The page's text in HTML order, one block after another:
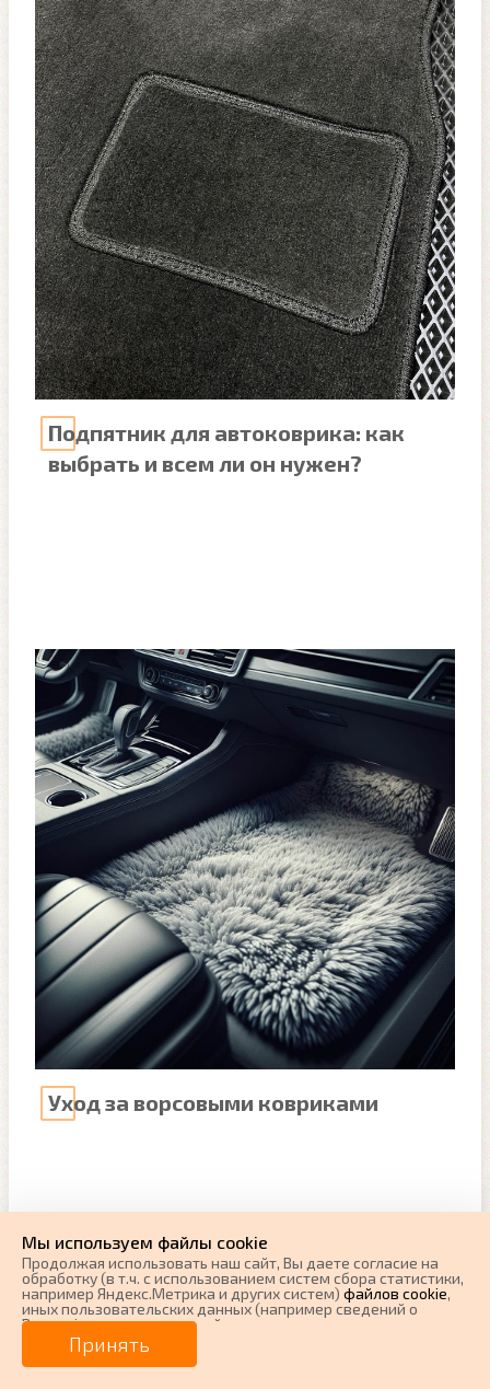
Подпятник для автоковрика: как
выбрать и всем ли он нужен?
Уход за ворсовыми ковриками
Мы используем файлы cookie
Продолжая использовать наш cайт, Вы даете согласие на
обработку (в т.ч. с использованием систем сбора статистики,
например Яндекс.Метрика и других систем) файлов cookie,
иных пользовательских данных (например сведений о
Вашем ip-адресе, сведений о местоположении, типе
устройства, времени посещения страницы, сведений о
ресурсах сети Интернет, с которых были совершены
переходы на наш сайт, сведения о Ваших действиях на сайте
Принять